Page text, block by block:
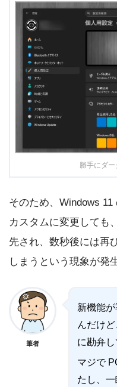
勝手にダ
そのため、Windows
カスタムに変更しても
先され、数秒後には再
しまうという現象が発
筆者
新機能
んだけ
に勘弁し
マジで
たし、